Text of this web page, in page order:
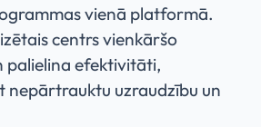
vienā platformā.
centrs vienkāršo
palielina efektivitāti,
nepārtrauktu uzraudzību un